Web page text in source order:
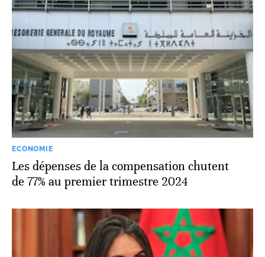
ECONOMIE
Les dépenses de la compensation chutent
de 77% au premier trimestre 2024